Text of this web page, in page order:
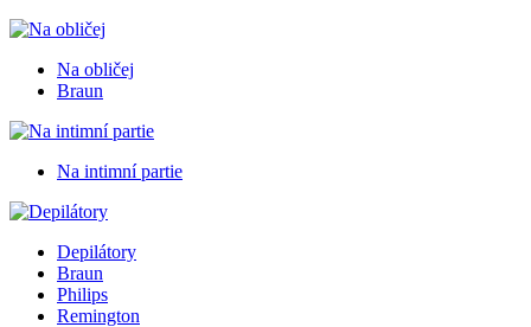
Na obličej
Braun
Na intimní partie
Depilátory
Braun
Philips
Remington